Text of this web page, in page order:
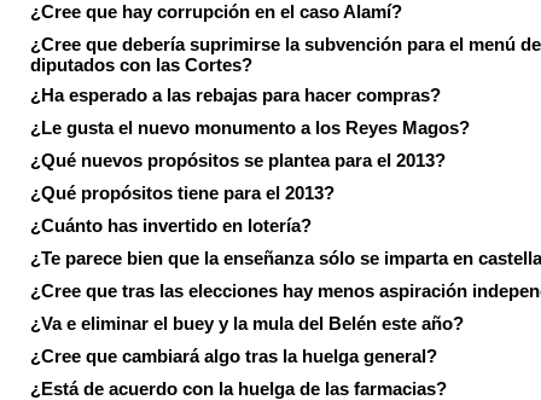
¿Cree que hay corrupción en el caso Alamí?
¿Cree que debería suprimirse la subvención para el menú
diputados con las Cortes?
¿Ha esperado a las rebajas para hacer compras?
¿Le gusta el nuevo monumento a los Reyes Magos?
¿Qué nuevos propósitos se plantea para el 2013?
¿Qué propósitos tiene para el 2013?
¿Cuánto has invertido en lotería?
¿Te parece bien que la enseñanza sólo se imparta en
¿Cree que tras las elecciones hay menos aspiración
¿Va e eliminar el buey y la mula del Belén este año?
¿Cree que cambiará algo tras la huelga general?
¿Está de acuerdo con la huelga de las farmacias?